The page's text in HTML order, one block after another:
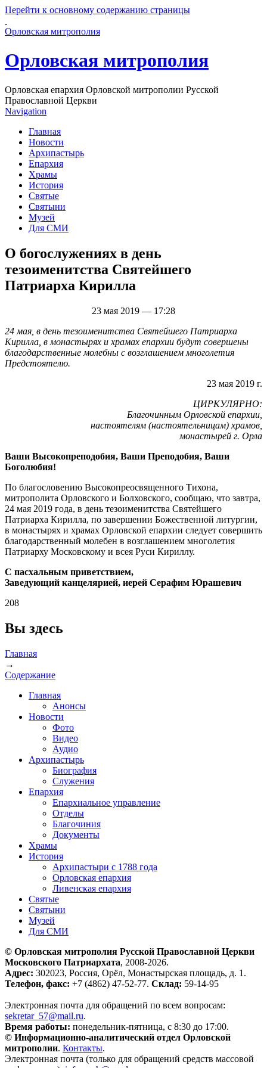
Перейти к основному содержанию страницы
Орловская митрополия
Орловская митрополия
Орловская епархия Орловской митрополии Русской
Православной Церкви
Navigation
Главная
Новости
Архипастырь
Епархия
Храмы
История
Святые
Святыни
Музей
Для СМИ
О богослужениях в день
тезоименитства Святейшего
Патриарха Кирилла
23 мая 2019 — 17:28
24 мая, в день тезоименитства Святейшего Патриарха
Кирилла, в монастырях и храмах епархии будут совершены
благодарственные молебны с возглашением многолетия
Предстоятелю.
23 мая 2019 г.
ЦИРКУЛЯРНО:
Благочинным Орловской епархии,
настоятелям (настоятельницам) храмов,
монастырей г. Орла
Ваши Высокопреподобия, Ваши Преподобия, Ваши
Боголюбия!
По благословению Высокопреосвященного Тихона,
митрополита Орловского и Болховского, сообщаю, что завтра,
24 мая 2019 года, в день тезоименитства Святейшего
Патриарха Кирилла, по завершении Божественной литургии,
в монастырях и храмах Орловской епархии следует совершить
благодарственный молебен в возглашением многолетия
Патриарху Московскому и всея Руси Кириллу.
С пасхальным приветствием,
Заведующий канцелярией, иерей Серафим Юрашевич
208
Вы здесь
Главная
→
Содержание
Главная
Анонсы
Новости
Фото
Видео
Аудио
Архипастырь
Биография
Служения
Епархия
Епархиальное управление
Отделы
Благочиния
Документы
Храмы
История
Архипастыри с 1788 года
Орловская епархия
Ливенская епархия
Святые
Святыни
Музей
Для СМИ
© Орловская митрополия Русской Православной Церкви
Московского Патриархата, 2008-2026.
Адрес: 302023, Россия, Орёл, Монастырская площадь, д. 1.
Телефон, факс: +7 (4862) 47-52-77. Склад: 59-14-95
Электронная почта для обращений по всем вопросам:
sekretar_57@mail.ru.
Время работы: понедельник-пятница, с 8:30 до 17:00.
© Информационно-аналитический отдел Орловской
митрополии. Контакты.
Электронная почта (только для обращений средств массовой